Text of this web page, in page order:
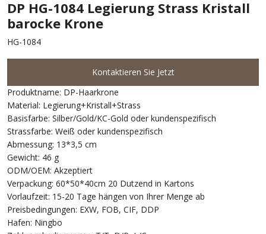
DP HG-1084 Legierung Strass Kristall
barocke Krone
HG-1084
Kontaktieren Sie Jetzt
Produktname: DP-Haarkrone
Material: Legierung+Kristall+Strass
Basisfarbe: Silber/Gold/KC-Gold oder kundenspezifisch
Strassfarbe: Weiß oder kundenspezifisch
Abmessung: 13*3,5 cm
Gewicht: 46 g
ODM/OEM: Akzeptiert
Verpackung: 60*50*40cm 20 Dutzend in Kartons
Vorlaufzeit: 15-20 Tage hängen von Ihrer Menge ab
Preisbedingungen: EXW, FOB, CIF, DDP
Hafen: Ningbo